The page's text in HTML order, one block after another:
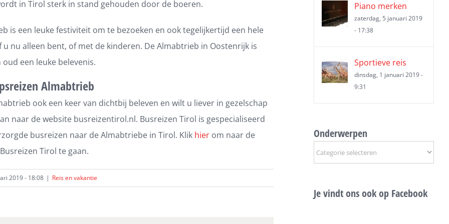
in Tirol sterk in stand gehouden door de boeren.
is een leuke festiviteit om te bezoeken en ook tegelijkertijd een hele
u nu alleen bent, of met de kinderen. De Almabtrieb in Oostenrijk is
een leuke belevenis.
Almabtrieb
ook een keer van dichtbij beleven en wilt u liever in gezelschap
naar de website busreizentirol.nl. Busreizen Tirol is gespecialiseerd
busreizen naar de Almabtriebe in Tirol. Klik hier om naar de
Tirol te gaan.
2019 - 18:08 | Reis en vakantie
Piano merken
zaterdag, 5 januari 2019
- 17:38
Sportieve reis
dinsdag, 1 januari 2019 -
9:31
Onderwerpen
Onderwerpen
Je vindt ons ook op Facebook